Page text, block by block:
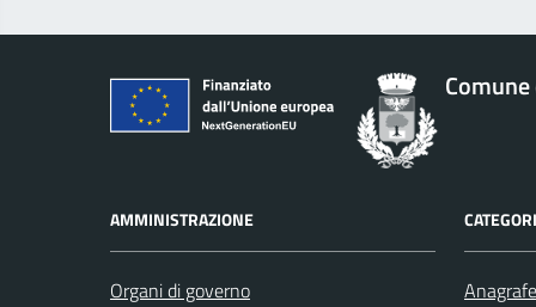
AMMINISTRAZIONE
Organi di governo